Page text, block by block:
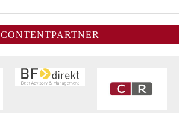
CONTENTPARTNER